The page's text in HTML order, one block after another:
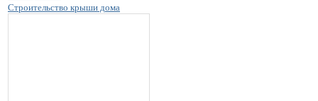
Строительство крыши дома